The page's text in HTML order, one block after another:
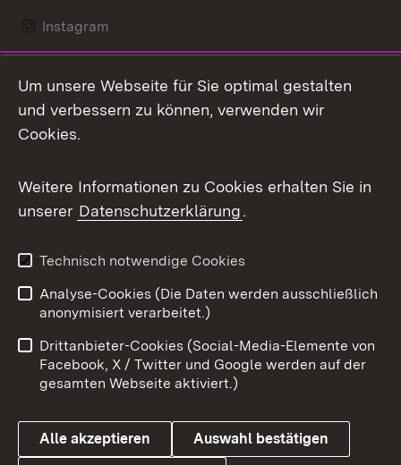
Instagram
Mastodon
Messenger
Social Wall
X / Twitter
Youtube
Benutzungshinweise
Barrierefreiheit
Datenschutz
Cookies
Um unsere Webseite für Sie optimal gestalten
und verbessern zu können, verwenden wir
Cookies.
Weitere Informationen zu Cookies erhalten Sie in
unserer Datenschutzerklärung.
Technisch notwendige Cookies
Analyse-Cookies (Die Daten werden ausschließlich
anonymisiert verarbeitet.)
Drittanbieter-Cookies (Social-Media-Elemente von
Facebook, X / Twitter und Google werden auf der
gesamten Webseite aktiviert.)
Alle akzeptieren Auswahl bestätigen